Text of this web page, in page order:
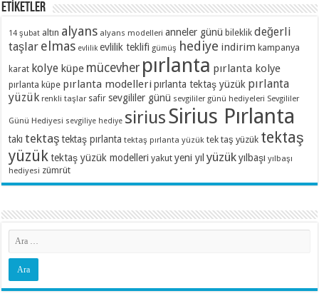
ETİKETLER
14 şubat altın alyans alyans modelleri anneler günü bileklik değerli
taşlar elmas evlilik evlilik teklifi gümüş hediye indirim kampanya
karat kolye küpe mücevher pırlanta pırlanta kolye
pırlanta küpe pırlanta modelleri pırlanta tektaş yüzük pırlanta
yüzük renkli taşlar safir sevgililer günü sevgililer günü hediyeleri Sevgililer
Günü Hediyesi sevgiliye hediye siriusSirius Pırlanta
takı tektaş tektaş pırlanta tektaş pırlanta yüzük tek taş yüzük tektaş
yüzük tektaş yüzük modelleri yakut yeni yıl yüzük yılbaşı yılbaşı
hediyesi zümrüt